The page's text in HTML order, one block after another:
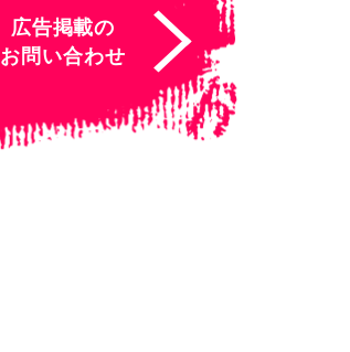
広告掲載の
お問い合わせ